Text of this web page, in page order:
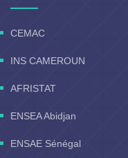
CEMAC
INS CAMEROUN
AFRISTAT
ENSEA Abidjan
ENSAE Sénégal